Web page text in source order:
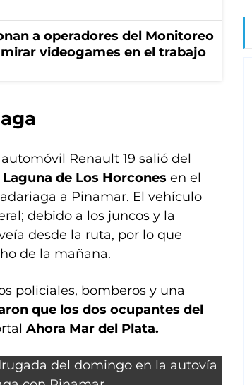
a operadores del Monitoreo
videogames en el trabajo
Renault 19 salió del
de Los Horcones en el
a Pinamar. El vehículo
debido a los juncos y la
desde la ruta, por lo que
de la mañana.
policiales, bomberos y una
que los dos ocupantes del
Ahora Mar del Plata.